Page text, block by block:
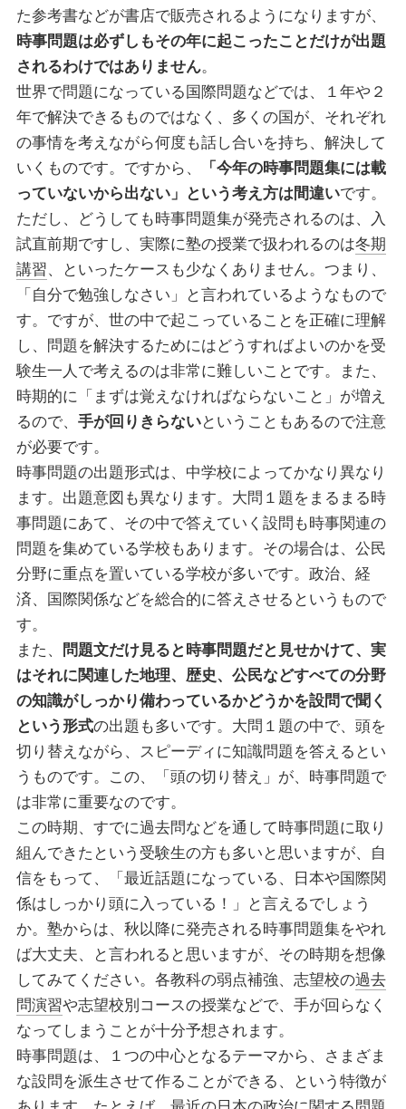
た参考書などが書店で販売されるようになりますが、
時事問題は必ずしもその年に起こったことだけが出題
されるわけではありません。
世界で問題になっている国際問題などでは、１年や２
年で解決できるものではなく、多くの国が、それぞれ
の事情を考えながら何度も話し合いを持ち、解決して
いくものです。ですから、
「今年の時事問題集には載
っていないから出ない」という考え方は間違いです。
ただし、どうしても時事問題集が発売されるのは、入
試直前期ですし、実際に塾の授業で扱われるのは冬期
講習、といったケースも少なくありません。つまり、
「自分で勉強しなさい」と言われているようなもので
す。ですが、世の中で起こっていることを正確に理解
し、問題を解決するためにはどうすればよいのかを受
験生一人で考えるのは非常に難しいことです。また、
時期的に「まずは覚えなければならないこと」が増え
るので、 手が回りきらないということもあるので注意
が必要です。
時事問題の出題形式は、中学校によってかなり異なり
ます。出題意図も異なります。大問１題をまるまる時
事問題にあて、その中で答えていく設問も時事関連の
問題を集めている学校もあります。その場合は、公民
分野に重点を置いている学校が多いです。政治、経
済、国際関係などを総合的に答えさせるというもので
す。
また、
問題文だけ見ると時事問題だと見せかけて、実
はそれに関連した地理、歴史、公民などすべての分野
の知識がしっかり備わっているかどうかを設問で聞く
という形式の出題も多いです。大問１題の中で、頭を
切り替えながら、スピーディに知識問題を答えるとい
うものです。この、「頭の切り替え」が、時事問題で
は非常に重要なのです。
この時期、すでに過去問などを通して時事問題に取り
組んできたという受験生の方も多いと思いますが、自
信をもって、「最近話題になっている、日本や国際関
係はしっかり頭に入っている！」と言えるでしょう
か。塾からは、秋以降に発売される時事問題集をやれ
ば大丈夫、と言われると思いますが、その時期を想像
してみてください。各教科の弱点補強、志望校の過去
問演習や志望校別コースの授業などで、手が回らなく
なってしまうことが十分予想されます。
時事問題は、１つの中心となるテーマから、さまざま
な設問を派生させて作ることができる、という特徴が